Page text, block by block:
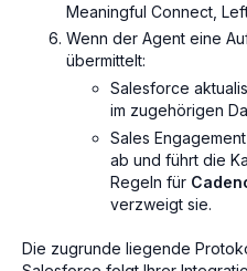
Meaningful Connect
Wenn der Agent eine
übermittelt:
Salesforce
im zugehörigen
Sales
ab und führt die
Regeln für
verzweigt sie.
Die zugrunde liegende